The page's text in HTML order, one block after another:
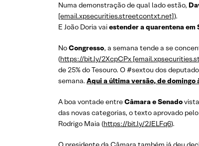
Numa demonstração de qual lado estão,
[email.xpsecurities.streetcontxt.net]).
E João Doria vaiestender a quarentena em
NoCongresso, a semana tende a se
(https://bit.ly/2XcpCPx
de 25% do Tesouro. O #sextou dos
semana. Aqui a última versão, de domingo
A boa vontade entreCâmara e Senado
das novas categorias, o texto aprovado
Rodrigo Maia (https://bit.ly/2JELFq6).